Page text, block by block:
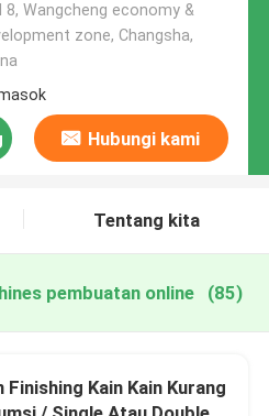
8, Wangcheng economy &
zone, Changsha,
Hubungi kami
Tentang kita
pembuatan online (85)
Finishing Kain Kain Kurang